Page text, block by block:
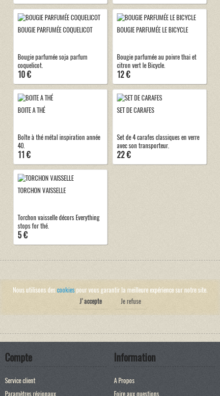
BOUGIE PARFUMÉE COQUELICOT
Bougie parfumée soja parfum
coquelicot.
10 €
BOUGIE PARFUMÉE LE BICYCLE
Bougie parfumée au poivre thai et
citron vert le Bicycle.
12 €
BOITE A THÉ
Boîte à thé métal inspiration année
40.
11 €
SET DE CARAFES
Set de 4 carafes classiques en verre
avec son transporteur.
22 €
TORCHON VAISSELLE
Torchon vaisselle décors Everything
stops for thé.
5 €
Nous utilisons descookiespour vous garantir la meilleure expérience sur notre site.
J'accepte
Je refuse
Compte
Service client
Paramètres régionaux
Information
A Propos
Foire aux questions